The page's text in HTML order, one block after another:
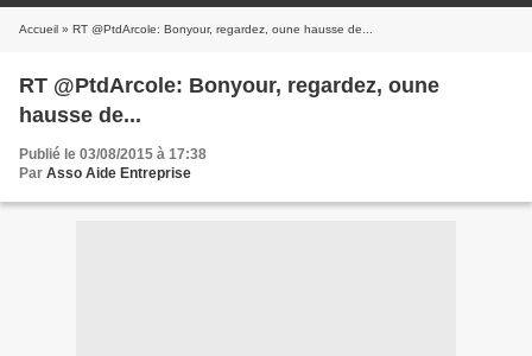
Accueil » RT @PtdArcole: Bonyour, regardez, oune hausse de...
RT @PtdArcole: Bonyour, regardez, oune
hausse de...
Publié le 03/08/2015 à 17:38
Par Asso Aide Entreprise